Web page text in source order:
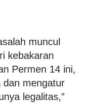
muncul
kebakaran
Permen 14 ini,
dan mengatur
legalitas,”